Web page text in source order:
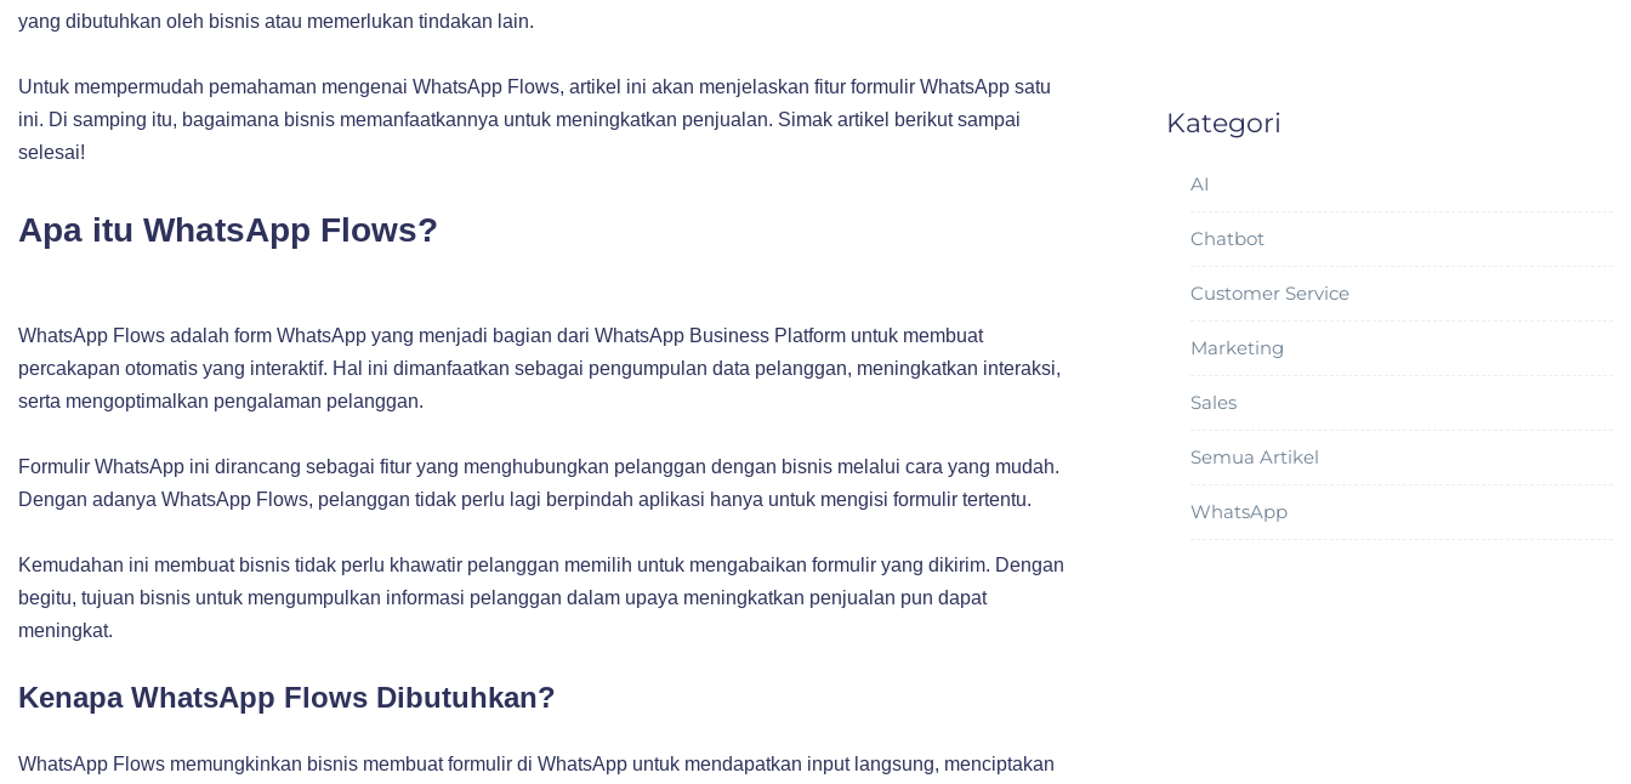
yang dibutuhkan oleh bisnis atau memerlukan tindakan lain.
Untuk mempermudah pemahaman mengenai WhatsApp Flows, artikel ini akan menjelaskan fitur formulir WhatsApp satu
ini. Di samping itu, bagaimana bisnis memanfaatkannya untuk meningkatkan penjualan. Simak artikel berikut sampai
selesai!
Apa itu WhatsApp Flows?
WhatsApp Flows adalah form WhatsApp yang menjadi bagian dari WhatsApp Business Platform untuk membuat
percakapan otomatis yang interaktif. Hal ini dimanfaatkan sebagai pengumpulan data pelanggan, meningkatkan interaksi,
serta mengoptimalkan pengalaman pelanggan.
Formulir WhatsApp ini dirancang sebagai fitur yang menghubungkan pelanggan dengan bisnis melalui cara yang mudah.
Dengan adanya WhatsApp Flows, pelanggan tidak perlu lagi berpindah aplikasi hanya untuk mengisi formulir tertentu.
Kemudahan ini membuat bisnis tidak perlu khawatir pelanggan memilih untuk mengabaikan formulir yang dikirim. Dengan
begitu, tujuan bisnis untuk mengumpulkan informasi pelanggan dalam upaya meningkatkan penjualan pun dapat
meningkat.
Kenapa WhatsApp Flows Dibutuhkan?
WhatsApp Flows memungkinkan bisnis membuat formulir di WhatsApp untuk mendapatkan input langsung, menciptakan
Kategori
AI
Chatbot
Customer Service
Marketing
Sales
Semua Artikel
WhatsApp